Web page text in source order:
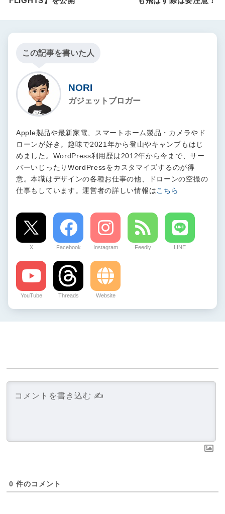
この記事を書いた人
NORI
ガジェットブロガー
Apple製品や最新家電、スマートホーム製品・カメラやド
ローンが好き。趣味で2021年から登山やキャンプもはじ
めました。WordPress利用歴は2012年から今まで、サー
バーいじったりWordPressをカスタマイズするのが得
意。本職はデザインの各種お仕事の他、ドローンの空撮の
仕事もしています。運営者の詳しい情報は こちら
X Facebook Instagram Feedly LINE
YouTube Threads Website
0 件のコメント